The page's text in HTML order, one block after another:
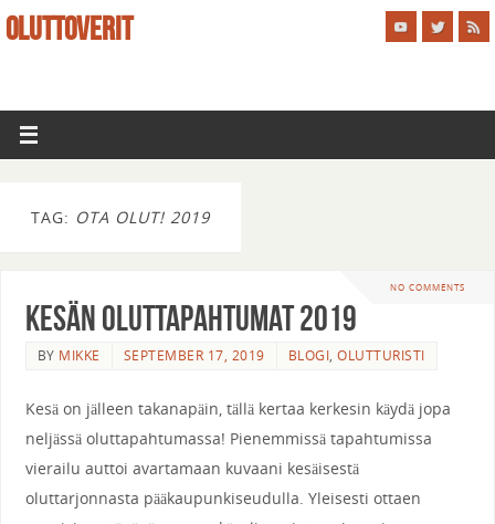
OLUTTOVERIT
TAG: OTA OLUT! 2019
NO COMMENTS
Kesän Oluttapahtumat 2019
BY MIKKE SEPTEMBER 17, 2019 BLOGI,OLUTTURISTI
Kesä on jälleen takanapäin, tällä kertaa kerkesin käydä jopa
neljässä oluttapahtumassa! Pienemmissä tapahtumissa
vierailu auttoi avartamaan kuvaani kesäisestä
oluttarjonnasta pääkaupunkiseudulla. Yleisesti ottaen